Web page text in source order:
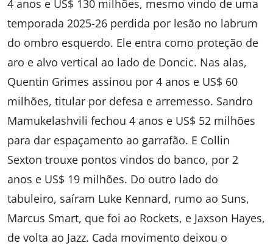
4 anos e US$ 130 milhões, mesmo vindo de uma
temporada 2025-26 perdida por lesão no labrum
do ombro esquerdo. Ele entra como proteção de
aro e alvo vertical ao lado de Doncic. Nas alas,
Quentin Grimes assinou por 4 anos e US$ 60
milhões, titular por defesa e arremesso. Sandro
Mamukelashvili fechou 4 anos e US$ 52 milhões
para dar espaçamento ao garrafão. E Collin
Sexton trouxe pontos vindos do banco, por 2
anos e US$ 19 milhões. Do outro lado do
tabuleiro, saíram Luke Kennard, rumo ao Suns,
Marcus Smart, que foi ao Rockets, e Jaxson Hayes,
de volta ao Jazz. Cada movimento deixou o